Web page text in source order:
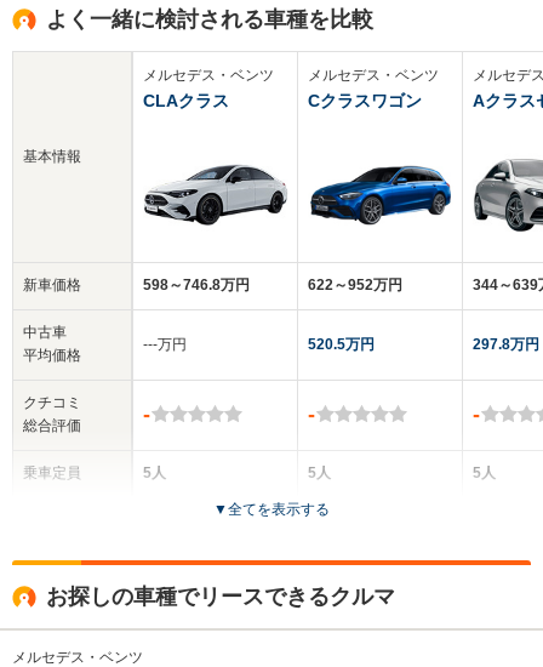
よく一緒に検討される車種を比較
基本情報
新車価格
中古車
平均価格
クチコミ
総合評価
乗車定員
メルセデス・ベンツ
CLAクラス
598～746.8万円
‐‐‐万円
-
5人
全高
1.46m～1.47m
メルセデス・ベンツ
Cクラスワゴン
622～952万円
520.5万円
-
5人
5ドア
1.46m
メルセデ
Aクラス
344～639
297.8万円
-
5人
▼全てを表示する
お探しの車種でリースできるクルマ
メルセデス・ベンツ